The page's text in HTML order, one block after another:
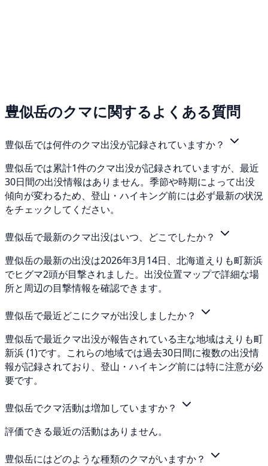
豊似岳のクマに関するよくある質問
豊似岳では何件のクマ出没が記録されていますか？
豊似岳では累計1件のクマ出没が記録されていますが、最近
30日間の出没情報はありません。季節や時期によって出没
傾向が変わるため、登山・ハイキング前には必ず最新の状況
をチェックしてください。
豊似岳で最新のクマ出没はいつ、どこでしたか？
豊似岳の最新の出没は2026年3月14日、北海道えりも町新浜
でヒグマ2頭が目撃されました。出没位置マップで詳細な場
所と周辺の目撃情報を確認できます。
豊似岳で最近どこにクマが出没しましたか？
豊似岳で最近クマ出没が報告されている主な地域はえりも町
新浜 (1)です。これらの地域では過去30日間に複数の出没情
報が記録されており、登山・ハイキング前には特に注意が必
要です。
豊似岳でクマ活動は増加していますか？
評価できる最近の活動はありません。
豊似岳にはどのような種類のクマがいますか？